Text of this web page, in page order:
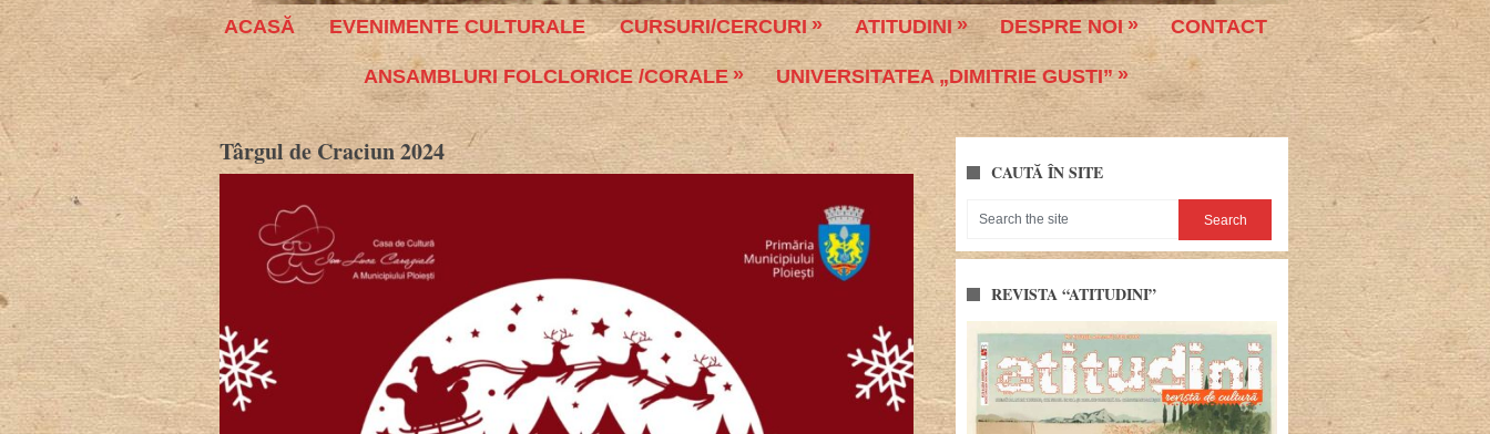
ACASĂ EVENIMENTE CULTURALE CURSURI/CERCURI ATITUDINI DESPRE NOI CONTACT
ANSAMBLURI FOLCLORICE /CORALE UNIVERSITATEA „DIMITRIE GUSTI”
Târgul de Craciun 2024
CAUTĂ ÎN SITE
REVISTA “ATITUDINI”